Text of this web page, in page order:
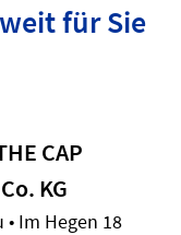
für Sie
CAP
KG
Im Hegen 18